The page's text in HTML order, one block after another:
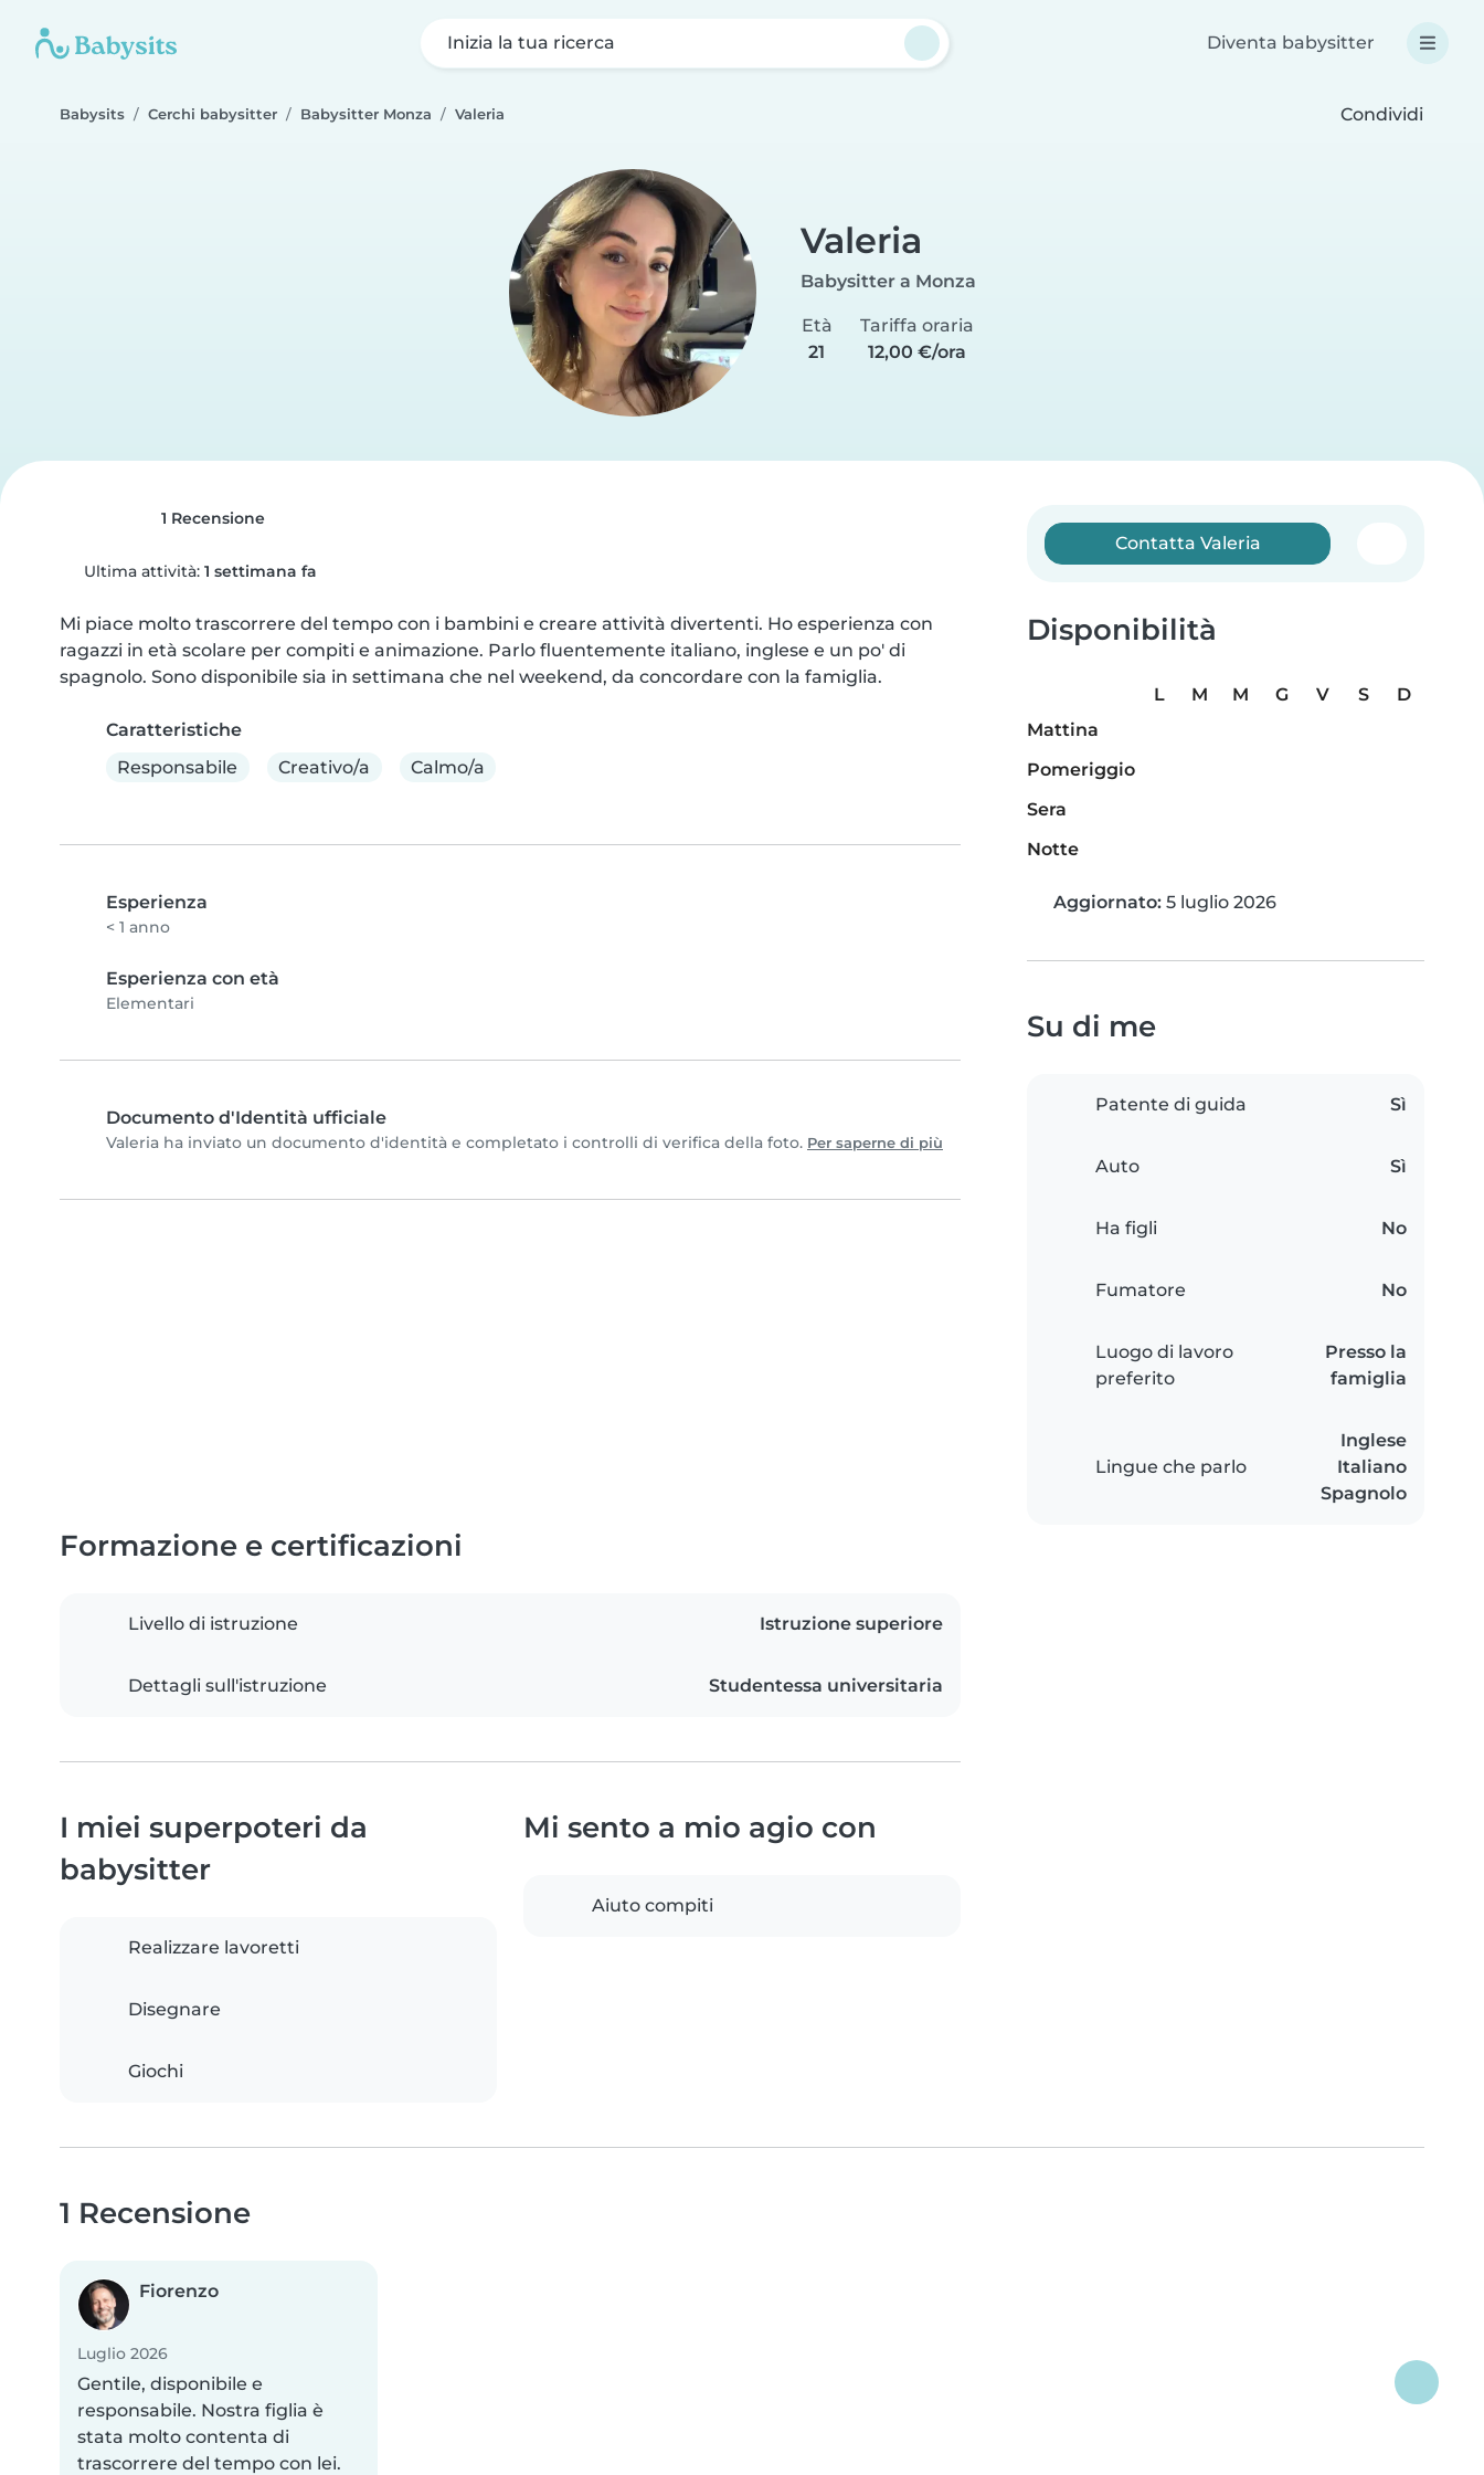
Inizia la tua ricerca Diventa babysitter
Babysits Cerchi babysitter Babysitter Monza Valeria Condividi
Valeria
Babysitter a Monza
Età
21
Tariffa oraria
12,00 €/ora
1 Recensione
Ultima attività: 1 settimana fa
Mi piace molto trascorrere del tempo con i bambini e creare attività divertenti. Ho esperienza con
ragazzi in età scolare per compiti e animazione. Parlo fluentemente italiano, inglese e un po' di
spagnolo. Sono disponibile sia in settimana che nel weekend, da concordare con la famiglia.
Caratteristiche
Responsabile
Creativo/a Calmo/a
Esperienza
< 1 anno
Esperienza con età
Elementari
Documento d'Identità ufficiale
Valeria ha inviato un documento d'identità e completato i controlli di verifica della foto. Per saperne di più
Contatta Valeria
Disponibilità
L M M G V S
D
Mattina
Pomeriggio
Sera
Notte
Aggiornato: 5 luglio 2026
Su di me
Patente di guida Sì
Auto Sì
Ha figli No
Fumatore No
Luogo di lavoro
preferito
Presso la
famiglia
Lingue che parlo
Inglese
Italiano
Spagnolo
Formazione e certificazioni
Livello di istruzione Istruzione superiore
Dettagli sull'istruzione Studentessa universitaria
I miei superpoteri da
babysitter
Realizzare lavoretti
Disegnare
Giochi
Mi sento a mio agio con
Aiuto compiti
1 Recensione
Fiorenzo
Luglio 2026
Gentile, disponibile e
responsabile. Nostra figlia è
stata molto contenta di
trascorrere del tempo con lei.